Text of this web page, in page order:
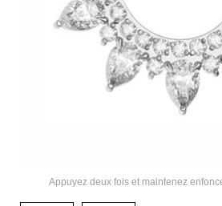
Appuyez deux fois et maintenez